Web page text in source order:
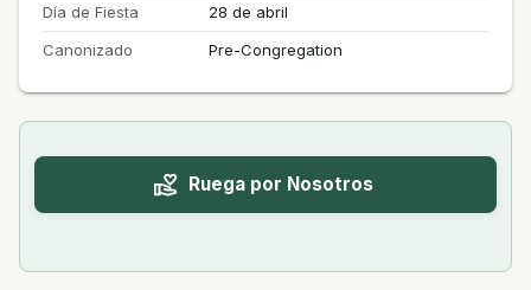
Día de Fiesta
28 de abril
Canonizado
Pre-Congregation
Ruega por Nosotros